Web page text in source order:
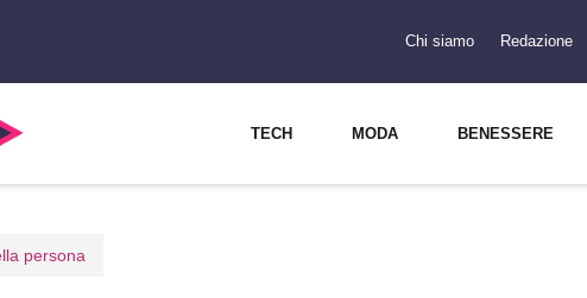
Chi siamo Redazione
TECH MODA BENESSERE
persona